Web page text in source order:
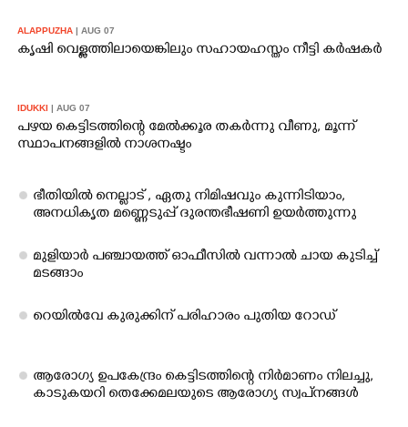
ALAPPUZHA | AUG 07
കൃഷി വെള്ളത്തിലായെങ്കിലും സഹായഹസ്തം നീട്ടി കർഷകർ
IDUKKI | AUG 07
പഴയ കെട്ടിടത്തിന്റെ മേൽക്കൂര തകർന്നു വീണു, മൂന്ന്
സ്ഥാപനങ്ങളിൽ നാശനഷ്ടം
ഭീതിയിൽ നെല്ലാട് , ഏതു നിമിഷവും കുന്നിടിയാം,
അനധികൃത മണ്ണെടുപ്പ് ദുരന്തഭീഷണി ഉയർത്തുന്നു
മുളിയാർ പഞ്ചായത്ത് ഓഫീസിൽ വന്നാൽ ചായ കുടിച്ച്
മടങ്ങാം
റെയിൽവേ കുരുക്കി​ന് പരി​ഹാരം പുതി​യ റോഡ്
ആ​രോ​ഗ്യ ഉ​പ​കേ​ന്ദ്രം കെ​ട്ടി​ട​ത്തി​ന്റെ നി​ർ​മാ​ണം നി​ല​ച്ചു,​
കാടുകയറി തെക്കേമലയുടെ ആരോഗ്യ സ്വപ്‌നങ്ങൾ